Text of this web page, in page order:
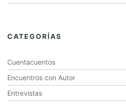
CATEGORÍAS
Cuentacuentos
Encuentros con Autor
Entrevistas